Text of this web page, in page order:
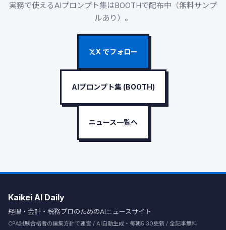
実務で使えるAIプロンプト集はBOOTHで配布中（無料サンプ
ルあり）。
X でフォロー
AIプロンプト集 (BOOTH)
ニュース一覧へ
Kaikei AI Daily
経理・会計・税務プロのためのAIニュースサイト
CPA試験合格者の編集方針で運営 / AI自動生成・毎朝5:30更新 / 全記事無料